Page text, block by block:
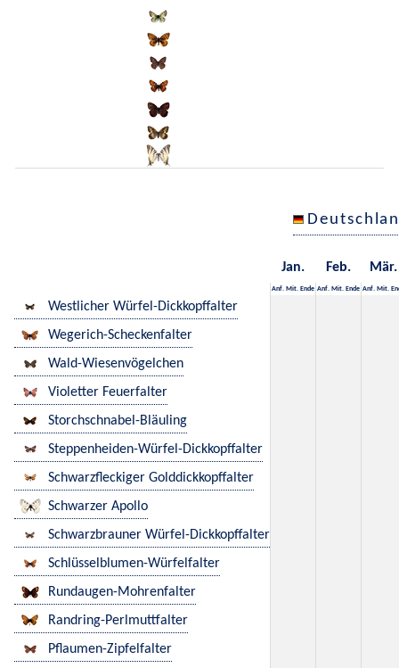
Jan. Feb. Mär.
Anf. Mit. Ende Anf. Mit. Ende Anf. Mit.
Westlicher Würfel-Dickkopffalter
Wegerich-Scheckenfalter
Wald-Wiesenvögelchen
Violetter Feuerfalter
Storchschnabel-Bläuling
Steppenheiden-Würfel-Dickkopffalter
Schwarzfleckiger Golddickkopffalter
Schwarzer Apollo
Schwarzbrauner Würfel-Dickkopffalter
Schlüsselblumen-Würfelfalter
Rundaugen-Mohrenfalter
Randring-Perlmuttfalter
Pflaumen-Zipfelfalter